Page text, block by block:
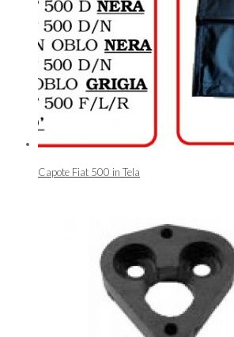
Capote Fiat 500 in Tela